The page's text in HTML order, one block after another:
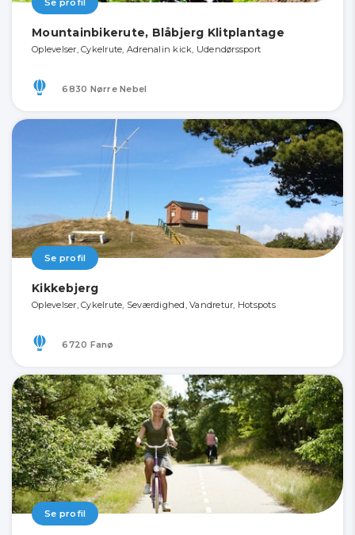
Se profil
Mountainbikerute, Blåbjerg Klitplantage
Oplevelser, Cykelrute, Adrenalin kick, Udendørssport
6830 Nørre Nebel
Se profil
Kikkebjerg
Oplevelser, Cykelrute, Seværdighed, Vandretur, Hotspots
6720 Fanø
Se profil